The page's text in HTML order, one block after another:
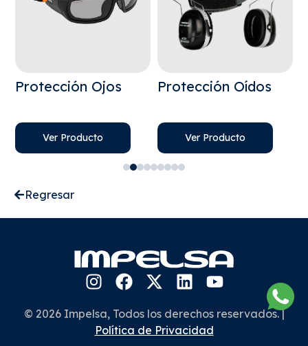
Protección Ojos
Ver Producto
Protección Oídos
Ver Producto
Regresar
© 2026 Impelsa, Todos los derechos reservados. |
Política de Privacidad